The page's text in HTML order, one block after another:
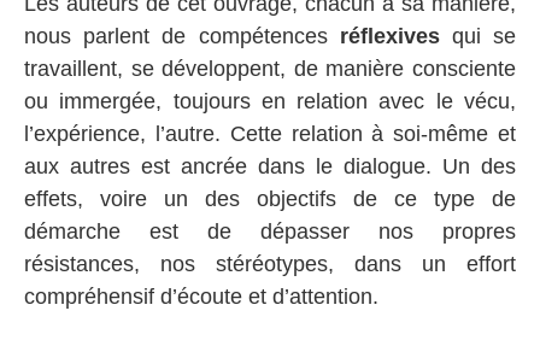
nous parlent de compétences réflexivesqui se
travaillent, se développent, de manière consciente
ou immergée, toujours en relation avec le vécu,
l’expérience, l’autre. Cette relation à soi-même et
aux autres est ancrée dans le dialogue. Un des
effets, voire un des objectifs de ce type de
démarche est de dépasser nos propres
résistances, nos stéréotypes, dans un effort
compréhensif d’écoute et d’attention.